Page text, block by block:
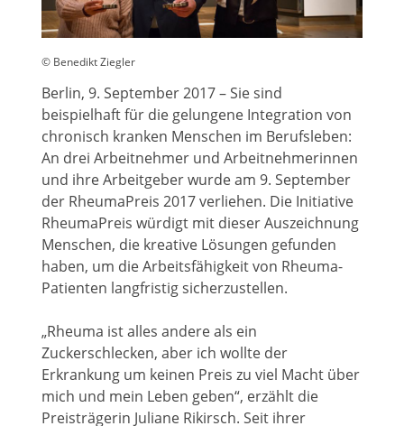
© Benedikt Ziegler
Berlin, 9. September 2017 – Sie sind
beispielhaft für die gelungene Integration von
chronisch kranken Menschen im Berufsleben:
An drei Arbeitnehmer und Arbeitnehmerinnen
und ihre Arbeitgeber wurde am 9. September
der RheumaPreis 2017 verliehen. Die Initiative
RheumaPreis würdigt mit dieser Auszeichnung
Menschen, die kreative Lösungen gefunden
haben, um die Arbeitsfähigkeit von Rheuma-
Patienten langfristig sicherzustellen.
„Rheuma ist alles andere als ein
Zuckerschlecken, aber ich wollte der
Erkrankung um keinen Preis zu viel Macht über
mich und mein Leben geben“, erzählt die
Preisträgerin Juliane Rikirsch. Seit ihrer